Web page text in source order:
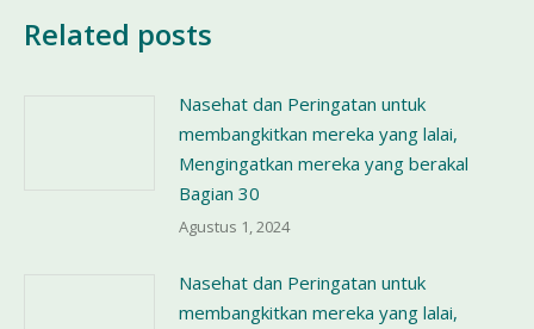
Related posts
Nasehat dan Peringatan untuk
membangkitkan mereka yang lalai,
Mengingatkan mereka yang berakal
Bagian 30
Agustus 1, 2024
Nasehat dan Peringatan untuk
membangkitkan mereka yang lalai,